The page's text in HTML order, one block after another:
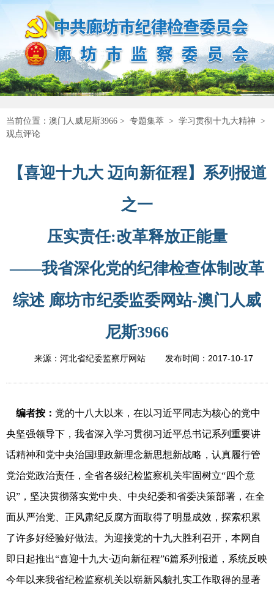
当前位置： 澳门人威尼斯3966 > 专题集萃 > 学习贯彻十九大精神 >
观点评论
【喜迎十九大 迈向新征程】系列报道
之一
压实责任:改革释放正能量
——我省深化党的纪律检查体制改革
综述 廊坊市纪委监委网站-澳门人威
尼斯3966
来源：河北省纪委监察厅网站 发布时间： 2017-10-17
编者按： 党的十八大以来，在以习近平同志为核心的党中
央坚强领导下，我省深入学习贯彻习近平总书记系列重要讲
话精神和党中央治国理政新理念新思想新战略，认真履行管
党治党政治责任，全省各级纪检监察机关牢固树立“四个意
识”，坚决贯彻落实党中央、中央纪委和省委决策部署，在全
面从严治党、正风肃纪反腐方面取得了明显成效，探索积累
了许多好经验好做法。为迎接党的十九大胜利召开，本网自
即日起推出“喜迎十九大·迈向新征程”6篇系列报道，系统反映
今年以来我省纪检监察机关以崭新风貌扎实工作取得的显著